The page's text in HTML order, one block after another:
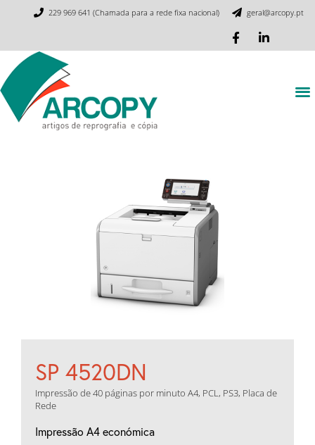
229 969 641 (Chamada para a rede fixa nacional) geral@arcopy.pt
SP 4520DN
Impressão de 40 páginas por minuto A4, PCL, PS3, Placa de
Rede
Impressão A4 económica